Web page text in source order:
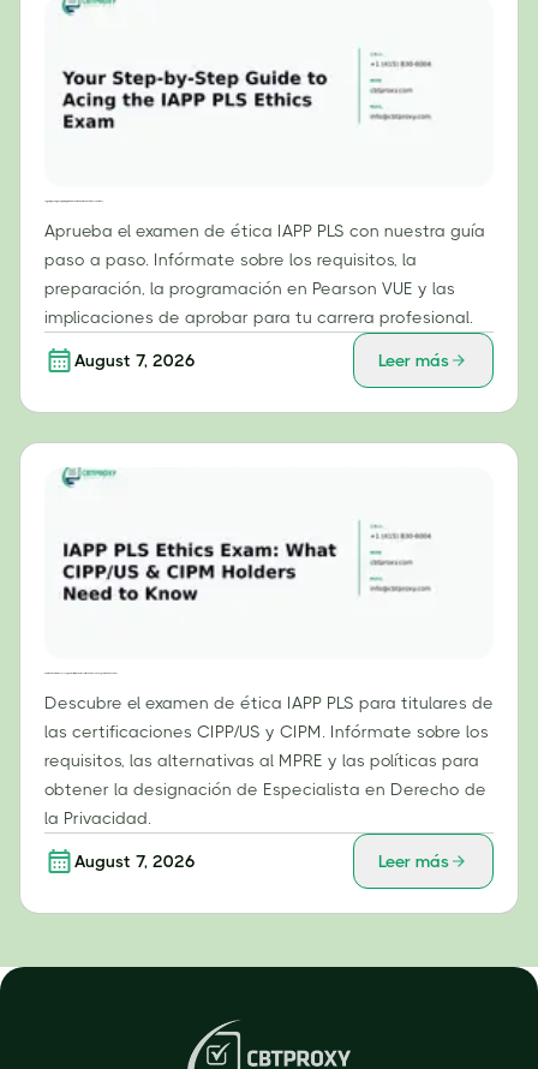
Aprueba el examen de ética IAPP PLS con nuestra guía
paso a paso. Infórmate sobre los requisitos, la
preparación, la programación en Pearson VUE y las
implicaciones de aprobar para tu carrera profesional.
August 7, 2026 Leer más
Descubre el examen de ética IAPP PLS para titulares de
las certificaciones CIPP/US y CIPM. Infórmate sobre los
requisitos, las alternativas al MPRE y las políticas para
obtener la designación de Especialista en Derecho de
la Privacidad.
August 7, 2026 Leer más